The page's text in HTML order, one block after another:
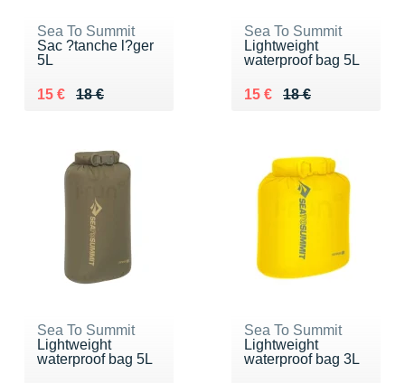
Sea To Summit
Sac ?tanche l?ger
5L
18 €
Au lieu de 18 €
15 €
Vendu 15 €
Sea To Summit
Lightweight
waterproof bag 5L
18 €
Au lieu de 18 €
15 €
Vendu 15 €
Sea To Summit
Lightweight
waterproof bag 5L
Sea To Summit
Lightweight
waterproof bag 3L